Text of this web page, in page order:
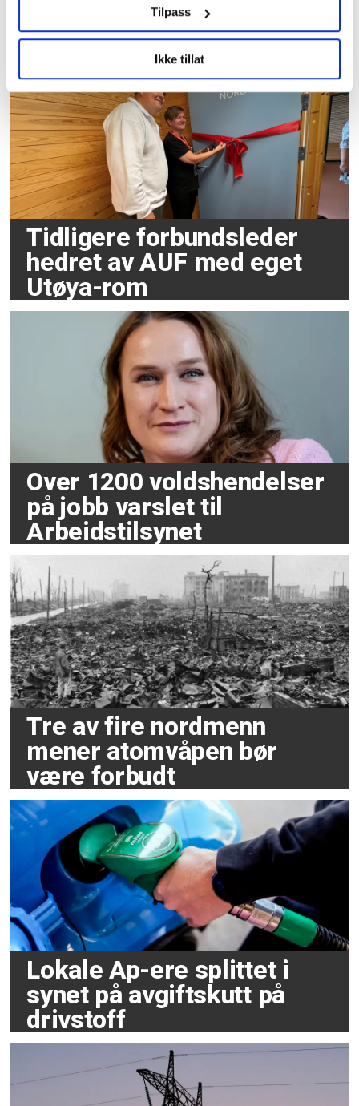
Tilpass
Ikke tillat
Sommer kommer,
sommer går
Tidligere forbundsleder
hedret av AUF med eget
Utøya-rom
Over 1200 voldshendelser
på jobb varslet til
Arbeidstilsynet
Tre av fire nordmenn
mener atomvåpen bør
være forbudt
Lokale Ap-ere splittet i
synet på avgiftskutt på
drivstoff